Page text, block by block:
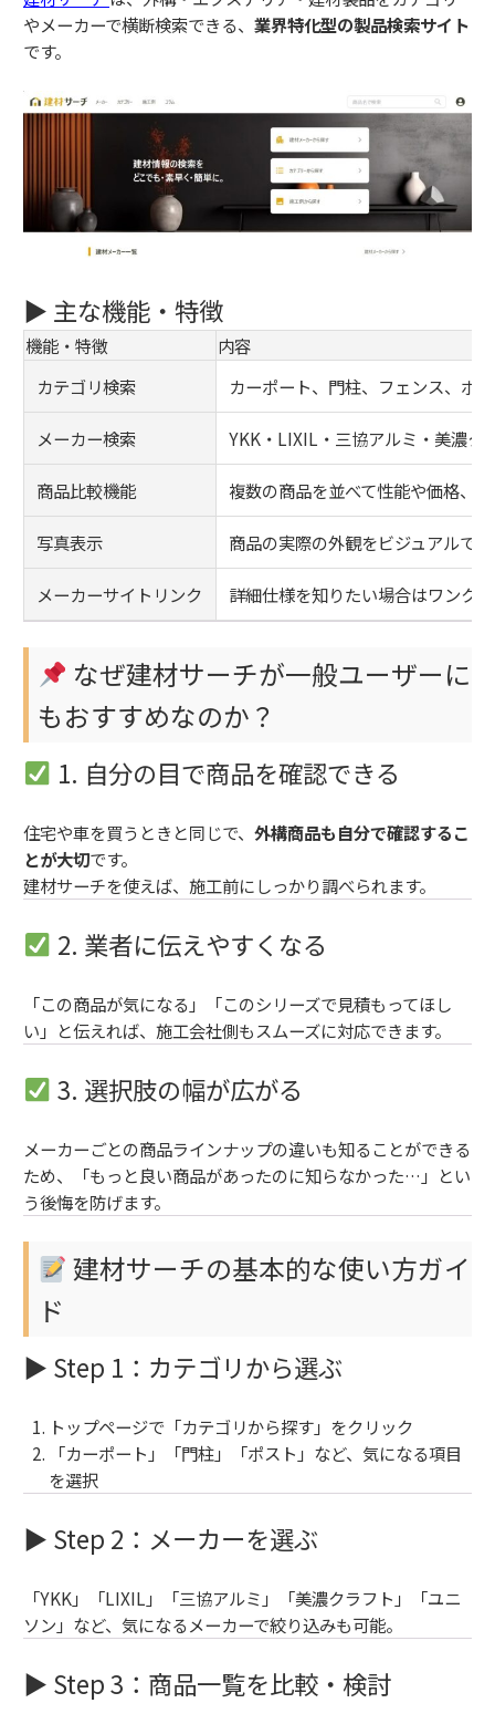
やメーカーで横断検索できる、 業界特化型の製品検索サイト
です。
▶ 主な機能・特徴
機能・特徴
内容
カテゴリ検索
カーポート、門柱、フェンス、ポ
メーカー検索 YKK・LIXIL・三協アルミ・美濃ク
商品比較機能 複数の商品を並べて性能や価格、
写真表示 商品の実際の外観をビジュアルで
メーカーサイトリンク 詳細仕様を知りたい場合はワンク
なぜ建材サーチが一般ユーザーに
もおすすめなのか？
1. 自分の目で商品を確認できる
住宅や車を買うときと同じで、 外構商品も自分で確認するこ
とが大切です。
建材サーチを使えば、施工前にしっかり調べられます。
2. 業者に伝えやすくなる
「この商品が気になる」「このシリーズで見積もってほし
い」と伝えれば、施工会社側もスムーズに対応できます。
3. 選択肢の幅が広がる
メーカーごとの商品ラインナップの違いも知ることができる
ため、「もっと良い商品があったのに知らなかった…」とい
う後悔を防げます。
建材サーチの基本的な使い方ガイ
ド
▶ Step 1：カテゴリから選ぶ
トップページで「カテゴリから探す」をクリック
「カーポート」「門柱」「ポスト」など、気になる項目
を選択
▶ Step 2：メーカーを選ぶ
「YKK」「LIXIL」「三協アルミ」「美濃クラフト」「ユニ
ソン」など、気になるメーカーで絞り込みも可能。
▶ Step 3：商品一覧を比較・検討